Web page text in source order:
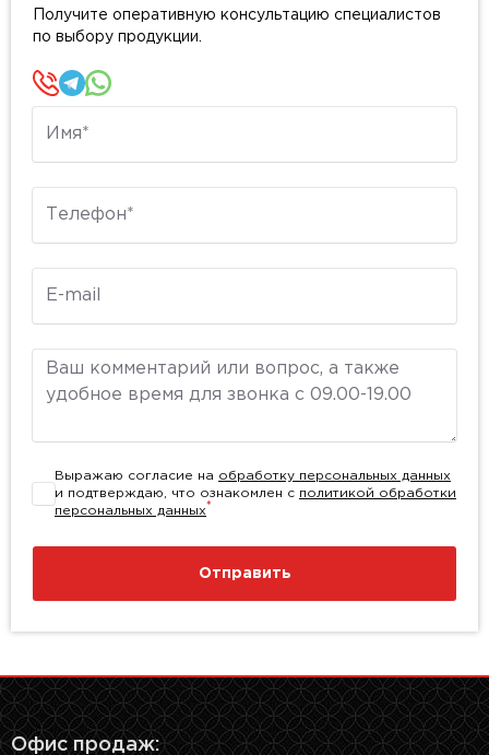
Получите оперативную консультацию специалистов
по выбору продукции.
Комментарий
Выражаю согласие на обработку персональных данных
и подтверждаю, что ознакомлен с политикой обработки
персональных данных*
Отправить
Офис продаж: